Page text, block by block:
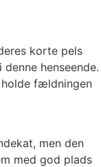
korte pels
henseende.
fældningen
men den
med god plads